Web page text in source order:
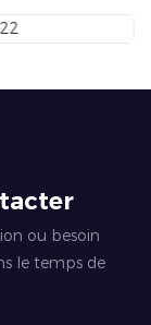
ou besoin
le temps de